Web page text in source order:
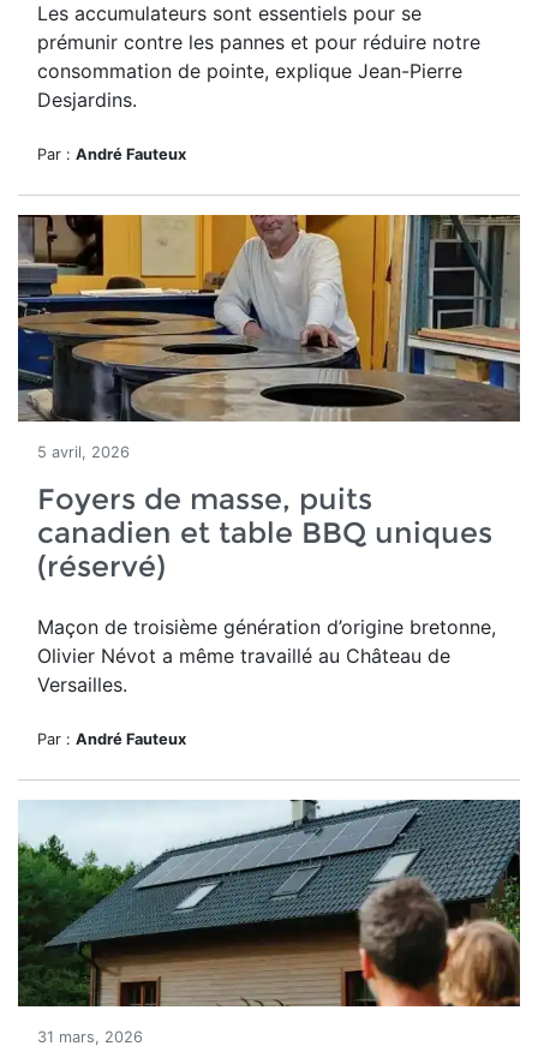
Les accumulateurs sont essentiels pour se
prémunir contre les pannes et pour réduire notre
consommation de pointe, explique Jean-Pierre
Desjardins.
Par : André Fauteux
5 avril, 2026
Foyers de masse, puits
canadien et table BBQ uniques
(réservé)
Maçon de troisième génération d’origine bretonne,
Olivier Névot a même travaillé au Château de
Versailles.
Par : André Fauteux
31 mars, 2026